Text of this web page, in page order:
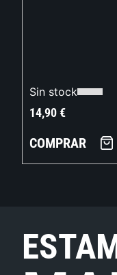
Sin stock
14,90€
COMPRAR